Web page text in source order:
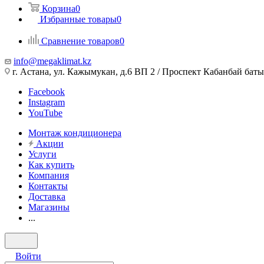
Корзина0
Избранные товары0
Сравнение товаров0
info@megaklimat.kz
г. Астана, ул. Кажымукан, д.6 ВП 2 / Проспект Кабанбай
Facebook
Instagram
YouTube
Монтаж кондиционера
Акции
Услуги
Как купить
Компания
Контакты
Доставка
Магазины
...
Войти